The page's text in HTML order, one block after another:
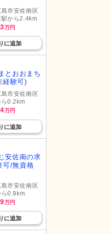
市安佐南区
から2.4km
万円
に追加
とおおまち
経験可)
市安佐南区
ら0.2km
万円
に追加
安佐南の求
可/無資格
市安佐南区
ら0.9km
万円
に追加